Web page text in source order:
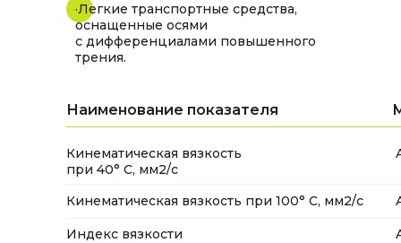
·Легкие транспортные средства,
оснащенные осями
с дифференциалами повышенного
трения.
Наименование показателя
Кинематическая вязкость
при 40° С, мм2/с
Кинематическая вязкость при 100° С, мм2/с
Индекс вязкости